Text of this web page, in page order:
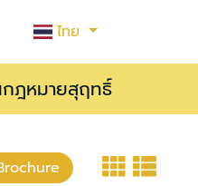
ไทย
ฎหมายสุฤทธิ์